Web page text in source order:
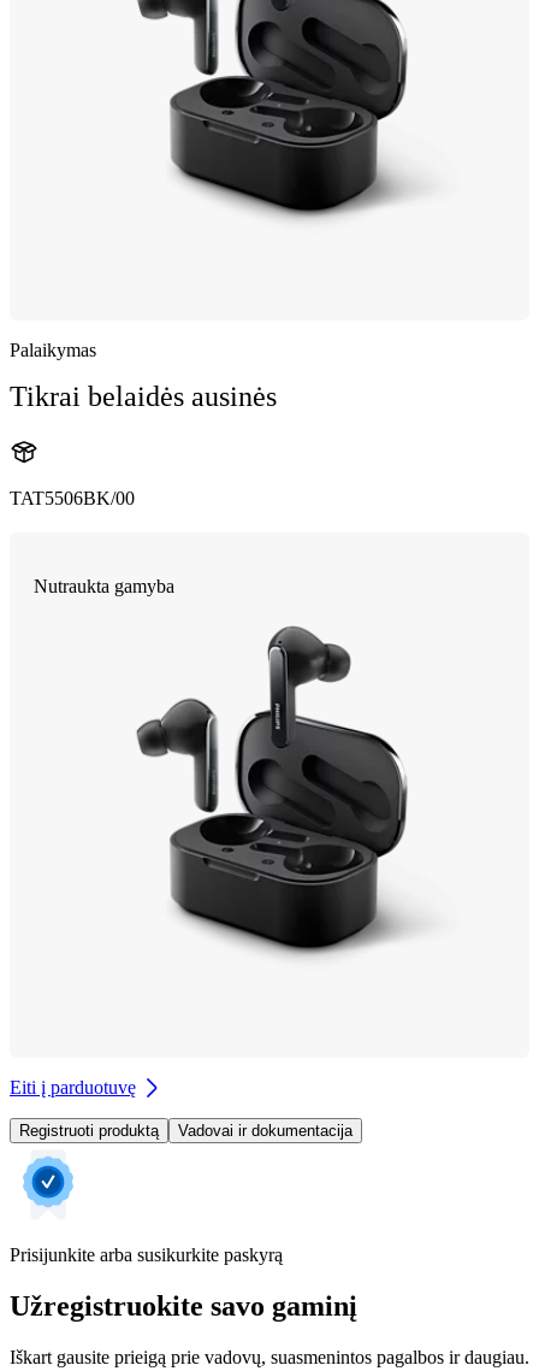
Palaikymas
Tikrai belaidės ausinės
TAT5506BK/00
Nutraukta gamyba
Eiti į parduotuvę
Registruoti produktą Vadovai ir dokumentacija
Prisijunkite arba susikurkite paskyrą
Užregistruokite savo gaminį
Iškart gausite prieigą prie vadovų, suasmenintos pagalbos ir daugiau.